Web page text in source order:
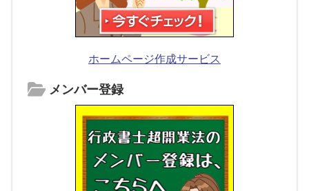
ホームページ作成サービス
メンバー登録